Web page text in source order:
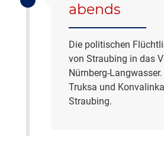
abends
Die politischen
von Straubing in das
Nürnberg-
Truksa und
Straubing.